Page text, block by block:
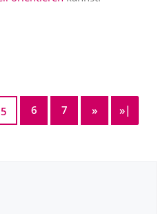
5 6 7 » »|